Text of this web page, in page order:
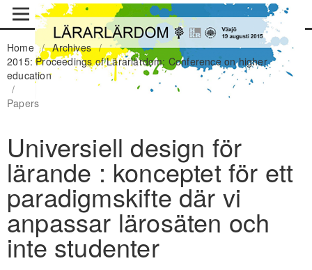
Home / Archives /
2015: Proceedings of Lärarlärdom: Conference on higher
education
/
Papers
Universiell design för
lärande : konceptet för ett
paradigmskifte där vi
anpassar lärosäten och
inte studenter